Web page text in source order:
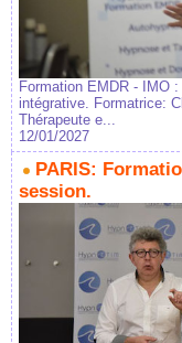
Formation EMDR - IMO
intégrative. Formatrice:
Thérapeute e...
12/01/2027
PARIS:
session.